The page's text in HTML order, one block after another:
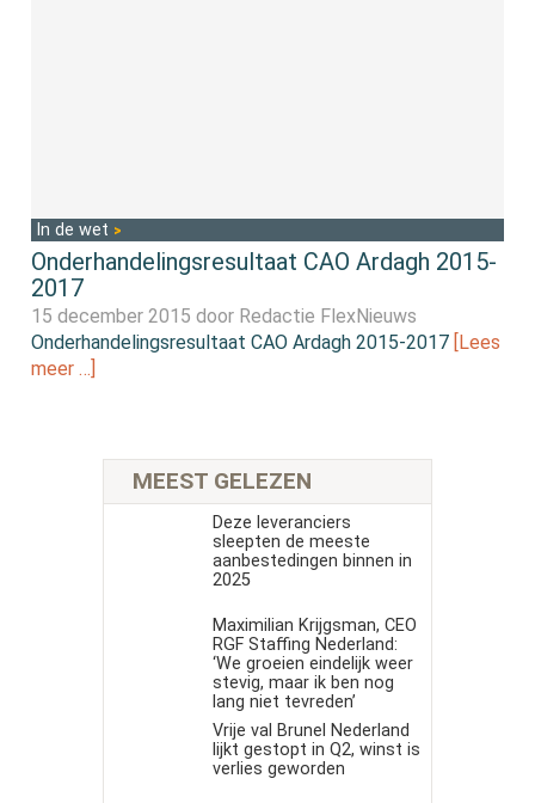
In de wet
Onderhandelingsresultaat CAO Ardagh 2015-
2017
15 december 2015 door Redactie FlexNieuws
Onderhandelingsresultaat CAO Ardagh 2015-2017 [Lees
meer …]
MEEST GELEZEN
Deze leveranciers
sleepten de meeste
aanbestedingen binnen in
2025
Maximilian Krijgsman, CEO
RGF Staffing Nederland:
‘We groeien eindelijk weer
stevig, maar ik ben nog
lang niet tevreden’
Vrije val Brunel Nederland
lijkt gestopt in Q2, winst is
verlies geworden